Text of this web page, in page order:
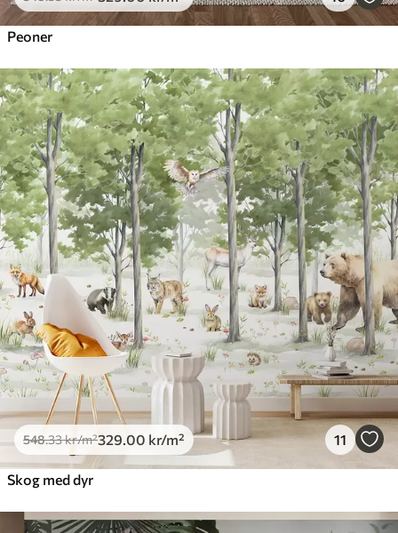
Peoner
548.33kr/m²329 .00 kr/m² 11
Skog med dyr